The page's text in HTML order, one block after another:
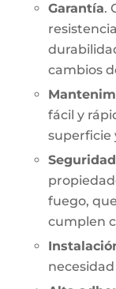
Garantía.
cambios
fácil y
superficie
fuego,
cumplen